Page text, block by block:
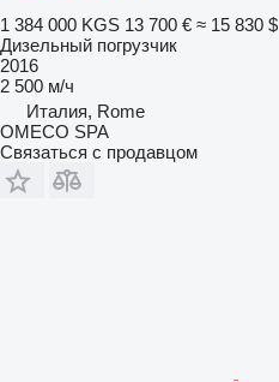
1 384 000 KGS 13 700 € ≈ 15 830 $
Дизельный погрузчик
2016
2 500 м/ч
Италия, Rome
OMECO SPA
Связаться с продавцом